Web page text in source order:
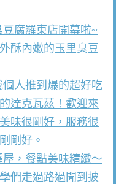
腐羅東店開幕啦~
酥內嫩的玉里臭豆
人推到爆的超好吃
達克瓦茲！歡迎來
味很剛好，服務很
剛好。
，餐點美味精緻～
們走過路過聞到披